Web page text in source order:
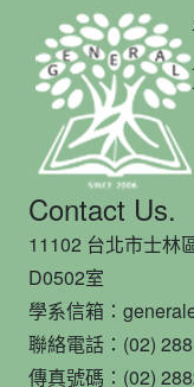
Contact Us.
11102 台北市士林
D0502室
學系信箱：
聯絡電話：(02)
傳真號碼：(02)